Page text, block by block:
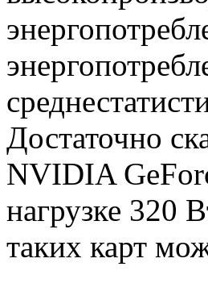
Достаточно
NVIDIA
нагрузке 320
таких карт